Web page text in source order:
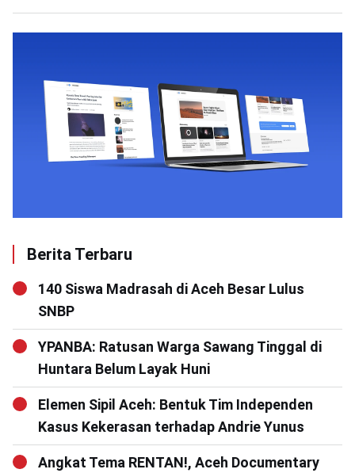
Berita Terbaru
140 Siswa Madrasah di Aceh Besar Lulus
SNBP
YPANBA: Ratusan Warga Sawang Tinggal di
Huntara Belum Layak Huni
Elemen Sipil Aceh: Bentuk Tim Independen
Kasus Kekerasan terhadap Andrie Yunus
Angkat Tema RENTAN!, Aceh Documentary